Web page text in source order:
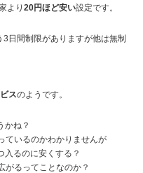
より 20円ほど安い設定です。
日間制限がありますが他は無制
スのようです。
かね？
ているのかわかりませんが
入るのに安くする？
がるってことなのか？